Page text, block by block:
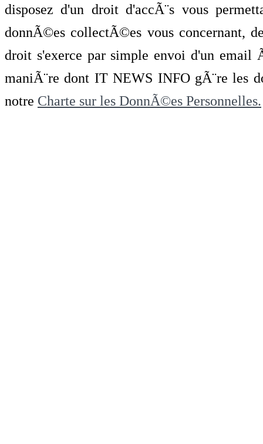
disposez d'un droit d'accÃ¨s vous
donnÃ©es collectÃ©es vous concernant,
droit s'exerce par simple envoi d'un
maniÃ¨re dont IT NEWS INFO gÃ¨re les
notre Charte sur les DonnÃ©es Personnelles.